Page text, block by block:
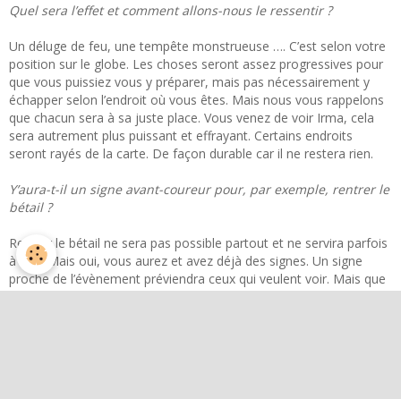
Quel sera l’effet et comment allons-nous le ressentir ?
Un déluge de feu, une tempête monstrueuse …. C’est selon votre
position sur le globe. Les choses seront assez progressives pour
que vous puissiez vous y préparer, mais pas nécessairement y
échapper selon l’endroit où vous êtes. Mais nous vous rappelons
que chacun sera à sa juste place. Vous venez de voir Irma, cela
sera autrement plus puissant et effrayant. Certains endroits
seront rayés de la carte. De façon durable car il ne restera rien.
Y’aura-t-il un signe avant-coureur pour, par exemple, rentrer le
bétail ?
Rentrer le bétail ne sera pas possible partout et ne servira parfois
à rien. Mais oui, vous aurez et avez déjà des signes. Un signe
proche de l’évènement préviendra ceux qui veulent voir. Mais que
les adeptes du survivalisme ricanent sournoisement en pensant